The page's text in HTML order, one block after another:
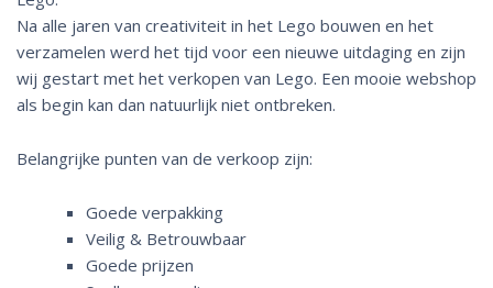
Na alle jaren van creativiteit in het Lego bouwen en het
verzamelen werd het tijd voor een nieuwe uitdaging en zijn
wij gestart met het verkopen van Lego. Een mooie webshop
als begin kan dan natuurlijk niet ontbreken.
Belangrijke punten van de verkoop zijn:
Goede verpakking
Veilig & Betrouwbaar
Goede prijzen